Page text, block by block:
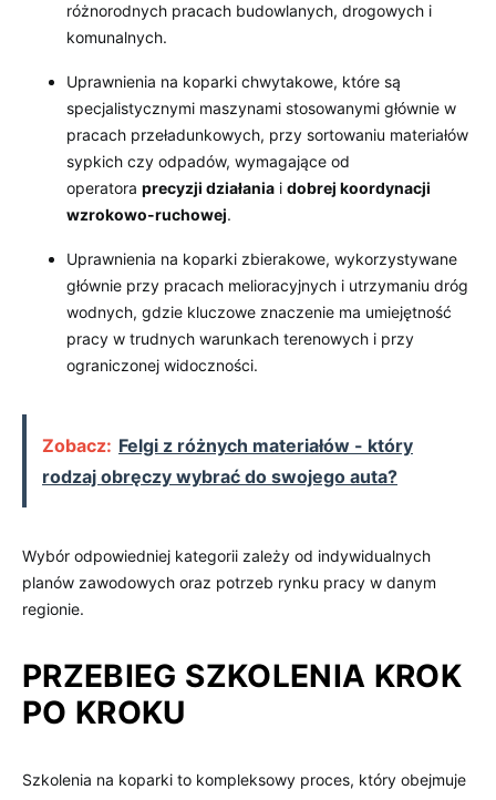
różnorodnych pracach budowlanych, drogowych i
komunalnych.
Uprawnienia na koparki chwytakowe, które są
specjalistycznymi maszynami stosowanymi głównie w
pracach przeładunkowych, przy sortowaniu materiałów
sypkich czy odpadów, wymagające od
operatora precyzji działania i dobrej koordynacji
wzrokowo-ruchowej.
Uprawnienia na koparki zbierakowe, wykorzystywane
głównie przy pracach melioracyjnych i utrzymaniu dróg
wodnych, gdzie kluczowe znaczenie ma umiejętność
pracy w trudnych warunkach terenowych i przy
ograniczonej widoczności.
Zobacz: Felgi z różnych materiałów - który
rodzaj obręczy wybrać do swojego auta?
Wybór odpowiedniej kategorii zależy od indywidualnych
planów zawodowych oraz potrzeb rynku pracy w danym
regionie.
PRZEBIEG SZKOLENIA KROK
PO KROKU
Szkolenia na koparki to kompleksowy proces, który obejmuje